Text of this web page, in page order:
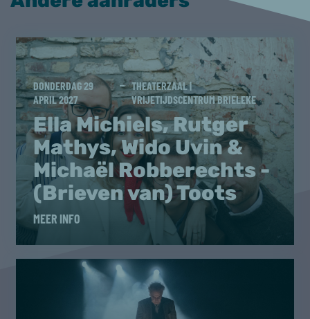
DONDERDAG 29
APRIL 2027
THEATERZAAL |
VRIJETIJDSCENTRUM BRIELEKE
Ella Michiels, Rutger
Mathys, Wido Uvin &
Michaël Robberechts -
(Brieven van) Toots
MEER INFO